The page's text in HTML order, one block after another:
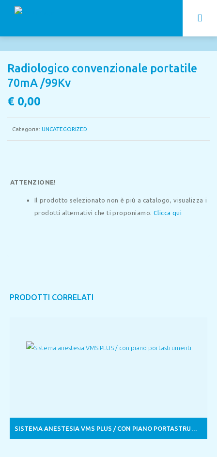
Radiologico convenzionale portatile
70mA /99Kv
€ 0,00
Categoria: UNCATEGORIZED
ATTENZIONE!
Il prodotto selezionato non è più a catalogo, visualizza i
prodotti alternativi che ti proponiamo. Clicca qui
PRODOTTI CORRELATI